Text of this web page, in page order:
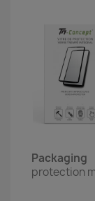
Packaging
protection